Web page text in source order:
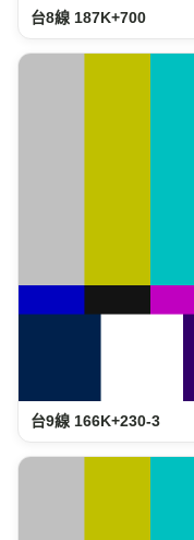
台8線 187K+700
台9線 166K+230-3